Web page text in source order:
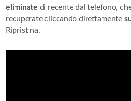
eliminate di recente dal telefono,
recuperate cliccando direttamente
Ripristina.